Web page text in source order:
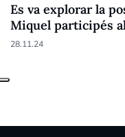
Es va explorar la
Miquel participés
28.11.24